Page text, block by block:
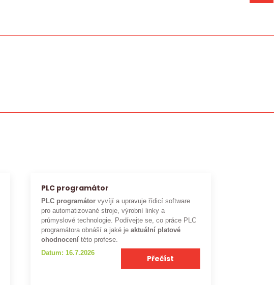
PLC programátor
PLC programátor vyvíjí a upravuje řídicí software
pro automatizované stroje, výrobní linky a
průmyslové technologie. Podívejte se, co práce PLC
programátora obnáší a jaké je aktuální platové
ohodnocení této profese.
Datum: 16.7.2026
Přečíst